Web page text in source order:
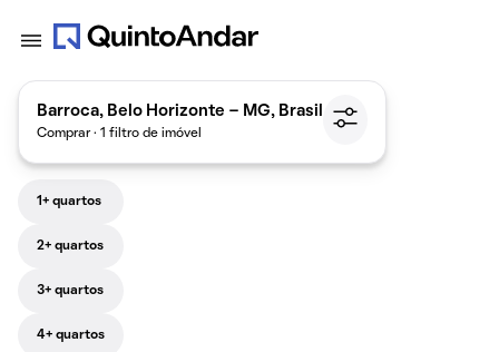
Barroca, Belo Horizonte - MG, Brasil
Comprar · 1 filtro de imóvel
1+ quartos
2+ quartos
3+ quartos
4+ quartos